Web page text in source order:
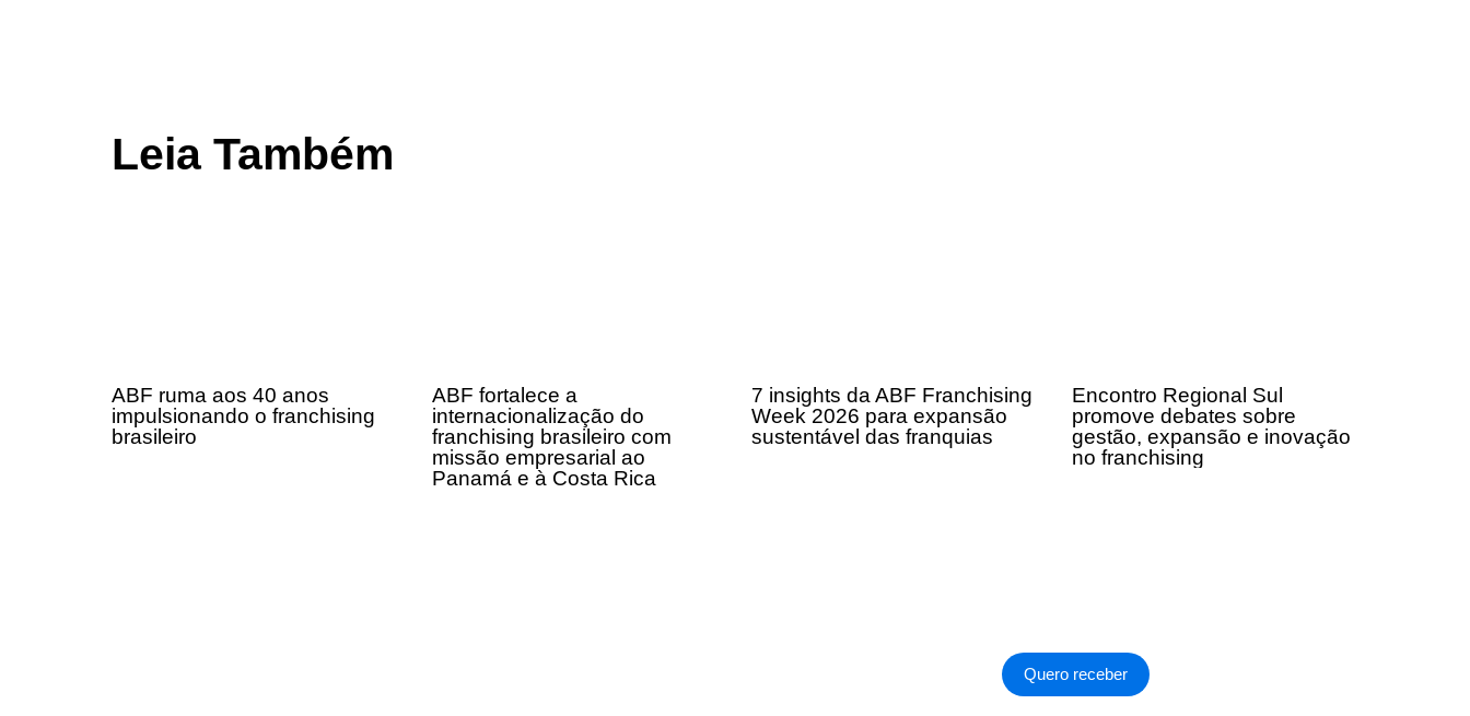
Leia Também
ABF ruma aos 40 anos
impulsionando o franchising
brasileiro
ABF fortalece a
internacionalização do
franchising brasileiro com
missão empresarial ao
Panamá e à Costa Rica
7 insights da ABF Franchising
Week 2026 para expansão
sustentável das franquias
Encontro Regional Sul
promove debates sobre
gestão, expansão e inovação
no franchising
Quero receber